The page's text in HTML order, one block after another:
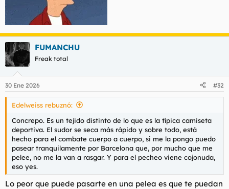
FUMANCHU
Freak total
30 Ene 2026 #32
Edelweiss rebuznó:
Concrepo. Es un tejido distinto de lo que es la típica camiseta
deportiva. El sudor se seca más rápido y sobre todo, está
hecho para el combate cuerpo a cuerpo, si me la pongo puedo
pasear tranquilamente por Barcelona que, por mucho que me
pelee, no me la van a rasgar. Y para el pecheo viene cojonuda,
eso yes.
Lo peor que puede pasarte en una pelea es que te puedan